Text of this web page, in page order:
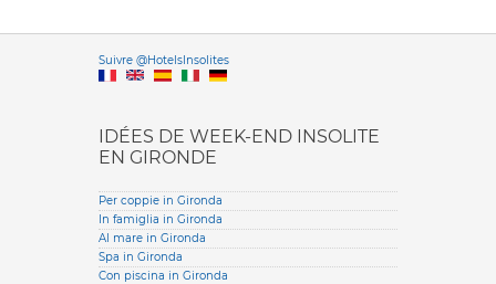
Suivre @HotelsInsolitesVersione
IDÉES DE WEEK-END INSOLITE
EN GIRONDE
Per coppie in Gironda
In famiglia in Gironda
Al mare in Gironda
Spa in Gironda
Con piscina in Gironda